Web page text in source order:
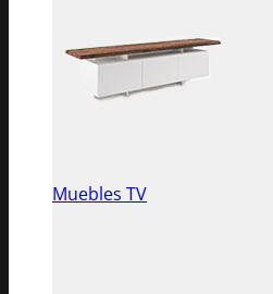
Muebles TV